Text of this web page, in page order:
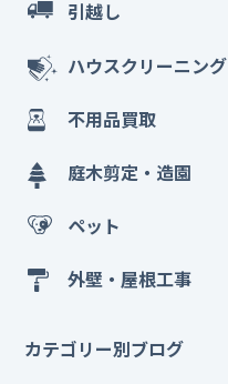
引越し
ハウスクリーニング
不用品買取
庭木剪定・造園
ペット
外壁・屋根工事
カテゴリー別ブログ